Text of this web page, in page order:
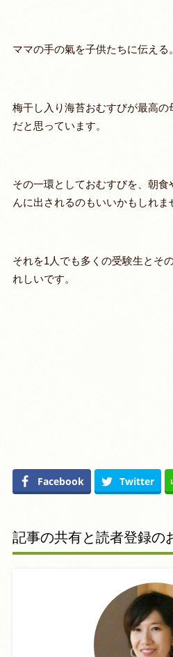
ママの手の氣を子供たちに伝える。
梅干し入り海苔おむすびが最高
だと思っています。
その一環としておむすびを、朝食
んに出されるのもいいかもしれま
それを1人でも多くの受験生とそ
れしいです。
Facebook Twitter
記事の共有と読者登録の